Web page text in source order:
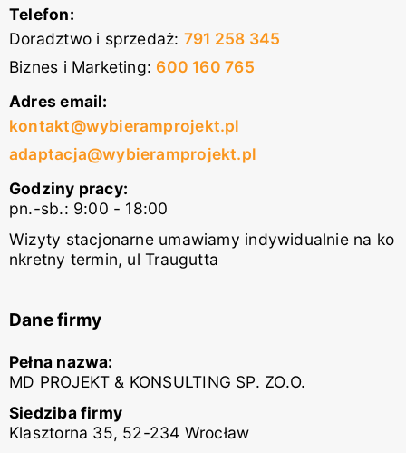
Telefon:
Doradztwo i sprzedaż: 791 258 345
Biznes i Marketing: 600 160 765
Adres email:
kontakt@wybieramprojekt.pl
adaptacja@wybieramprojekt.pl
Godziny pracy:
pn.-sb.: 9:00 - 18:00
Wizyty stacjonarne umawiamy indywidualnie na ko
nkretny termin, ul Traugutta
Dane firmy
Pełna nazwa:
MD PROJEKT & KONSULTING SP. ZO.O.
Siedziba firmy
Klasztorna 35, 52-234 Wrocław